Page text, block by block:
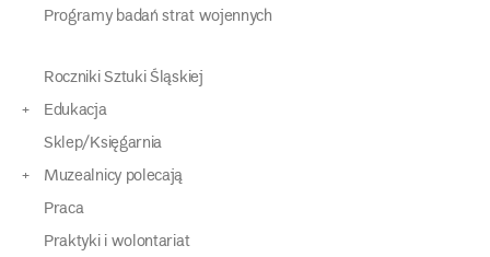
Programy badań strat wojennych
Roczniki Sztuki Śląskiej
Edukacja
Sklep/Księgarnia
Muzealnicy polecają
Praca
Praktyki i wolontariat